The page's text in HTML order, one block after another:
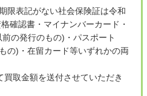
限表記がない社会保険証は令和
確認書・マイナンバーカード・
の発行のもの)・パスポート
の)・在留カード等いずれかの両
取金額を送付させていただき